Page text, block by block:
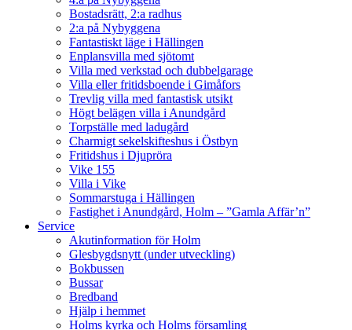
Bostadsrätt, 2:a radhus
2:a på Nybyggena
Fantastiskt läge i Hällingen
Enplansvilla med sjötomt
Villa med verkstad och dubbelgarage
Villa eller fritidsboende i Gimåfors
Trevlig villa med fantastisk utsikt
Högt belägen villa i Anundgård
Torpställe med ladugård
Charmigt sekelskifteshus i Östbyn
Fritidshus i Djupröra
Vike 155
Villa i Vike
Sommarstuga i Hällingen
Fastighet i Anundgård, Holm – ”Gamla Affär’n”
Service
Akutinformation för Holm
Glesbygdsnytt (under utveckling)
Bokbussen
Bussar
Bredband
Hjälp i hemmet
Holms kyrka och Holms församling